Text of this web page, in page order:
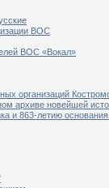
ВОС
ВОС «Вокал»
организаций
архиве новейшей
и 863-летию основания